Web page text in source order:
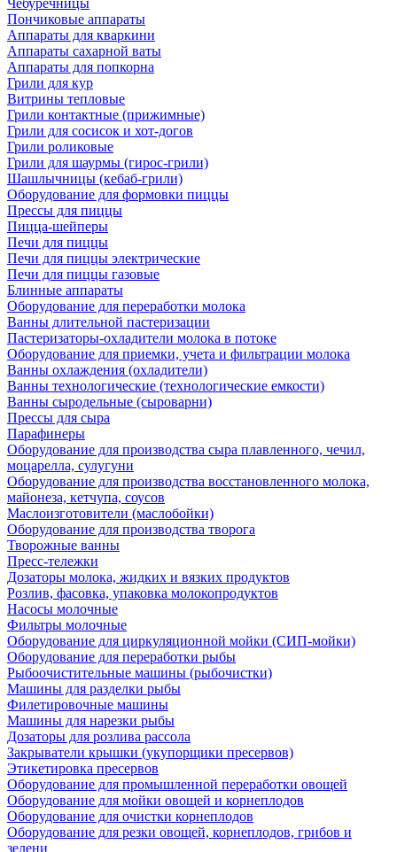
Чебуречницы
Пончиковые аппараты
Аппараты для кваркини
Аппараты сахарной ваты
Аппараты для попкорна
Грили для кур
Витрины тепловые
Грили контактные (прижимные)
Грили для сосисок и хот-догов
Грили роликовые
Грили для шаурмы (гирос-грили)
Шашлычницы (кебаб-грили)
Оборудование для формовки пиццы
Прессы для пиццы
Пицца-шейперы
Печи для пиццы
Печи для пиццы электрические
Печи для пиццы газовые
Блинные аппараты
Оборудование для переработки молока
Ванны длительной пастеризации
Пастеризаторы-охладители молока в потоке
Оборудование для приемки, учета и фильтрации молока
Ванны охлаждения (охладители)
Ванны технологические (технологические емкости)
Ванны сыродельные (сыроварни)
Прессы для сыра
Парафинеры
Оборудование для производства сыра плавленного, чечил,
моцарелла, сулугуни
Оборудование для производства восстановленного молока,
майонеза, кетчупа, соусов
Маслоизготовители (маслобойки)
Оборудование для производства творога
Творожные ванны
Пресс-тележки
Дозаторы молока, жидких и вязких продуктов
Розлив, фасовка, упаковка молокопродуктов
Насосы молочные
Фильтры молочные
Оборудование для циркуляционной мойки (СИП-мойки)
Оборудование для переработки рыбы
Рыбоочистительные машины (рыбочистки)
Машины для разделки рыбы
Филетировочные машины
Машины для нарезки рыбы
Дозаторы для розлива рассола
Закрыватели крышки (укупорщики пресервов)
Этикетировка пресервов
Оборудование для промышленной переработки овощей
Оборудование для мойки овощей и корнеплодов
Оборудование для очистки корнеплодов
Оборудование для резки овощей, корнеплодов, грибов и
зелени